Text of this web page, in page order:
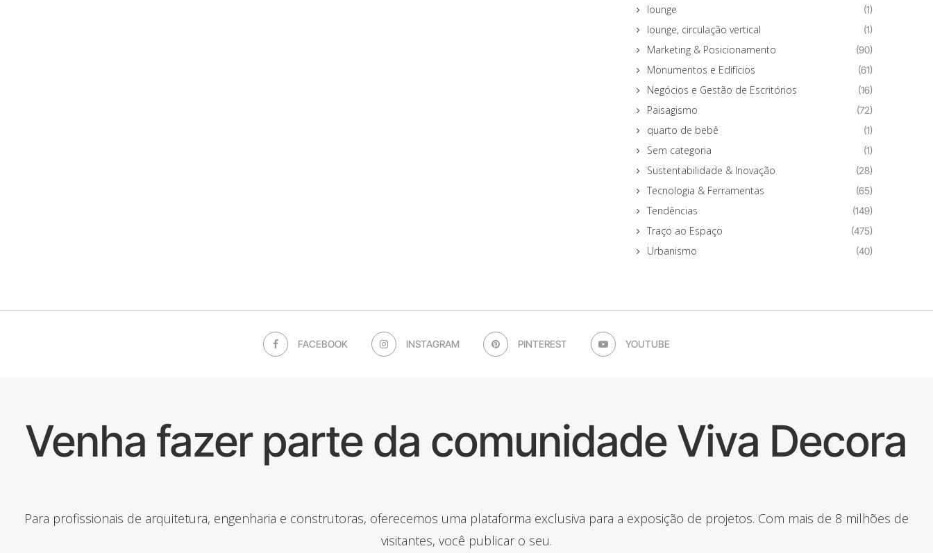
lounge (1)
lounge, circulação vertical (1)
Marketing & Posicionamento (90)
Monumentos e Edifícios (61)
Negócios e Gestão de Escritórios (16)
Paisagismo (72)
quarto de bebê (1)
Sem categoria (1)
Sustentabilidade & Inovação (28)
Tecnologia & Ferramentas (65)
Tendências (149)
Traço ao Espaço (475)
Urbanismo (40)
FACEBOOK INSTAGRAM PINTEREST YOUTUBE
Venha fazer parte da comunidade Viva Decora
Para profissionais de arquitetura, engenharia e construtoras, oferecemos uma plataforma exclusiva para a exposição de projetos. Com mais de 8 milhões de
visitantes, você publicar o seu.